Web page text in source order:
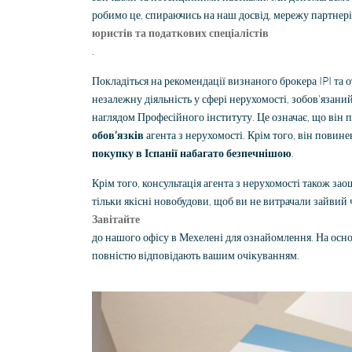
робимо це, спираючись на наш досвід, мережу
юристів та податкових спеціалістів
Покладіться на рекомендації визнаного брокера IPI
незалежну діяльність у сфері нерухомості,
наглядом Професійного інституту. Це означає, що він
обов’язків агента з нерухомості. Крім того, він
покупку в Іспанії набагато безпечнішою
Крім того, консультація агента з нерухомості також
тільки якісні новобудови, щоб ви не витрачали
Завітайте
до нашого офісу в Мехелені для ознайомлення. На
повністю відповідають вашим очікуванням.